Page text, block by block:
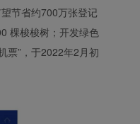
节省约700万张登记
棵梭梭树；开发绿色
票”，于2022年2月初